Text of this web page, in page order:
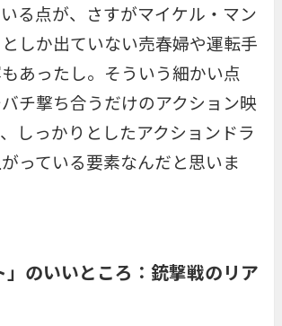
る点が、さすがマイケル・マン
しか出ていない売春婦や運転手
あったし。そういう細かい点
チ撃ち合うだけのアクション映
しっかりとしたアクションドラ
っている要素なんだと思いま
」のいいところ：銃撃戦のリア